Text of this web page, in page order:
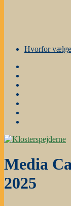
Hvorfor
Media
2025